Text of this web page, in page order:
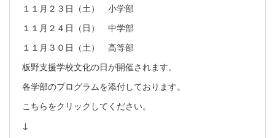
１１月２３日（土） 小学部
１１月２４日（日） 中学部
１１月３０日（土） 高等部
板野支援学校文化の日が開催されます。
各学部のプログラムを添付しております。
こちらをクリックしてください。
↓